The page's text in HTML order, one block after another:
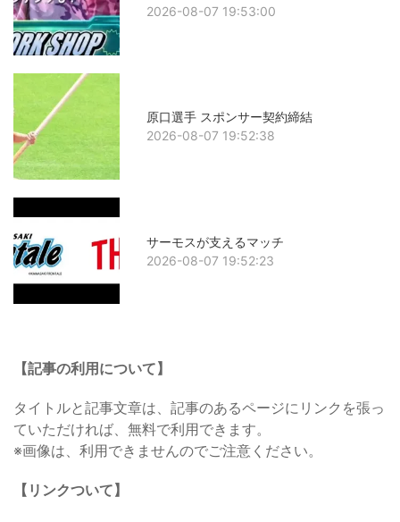
2026-08-07 19:53:00
原口選手 スポンサー契約締結
2026-08-07 19:52:38
サーモスが支えるマッチ
2026-08-07 19:52:23
【記事の利用について】
タイトルと記事文章は、記事のあるページにリンクを張っ
ていただければ、無料で利用できます。
※画像は、利用できませんのでご注意ください。
【リンクついて】